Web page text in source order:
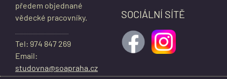
předem objednané
vědecké pracovníky.
Tel: 974 847 269
Email:
studovna@soapraha.cz
SOCIÁLNÍ SÍTĚ